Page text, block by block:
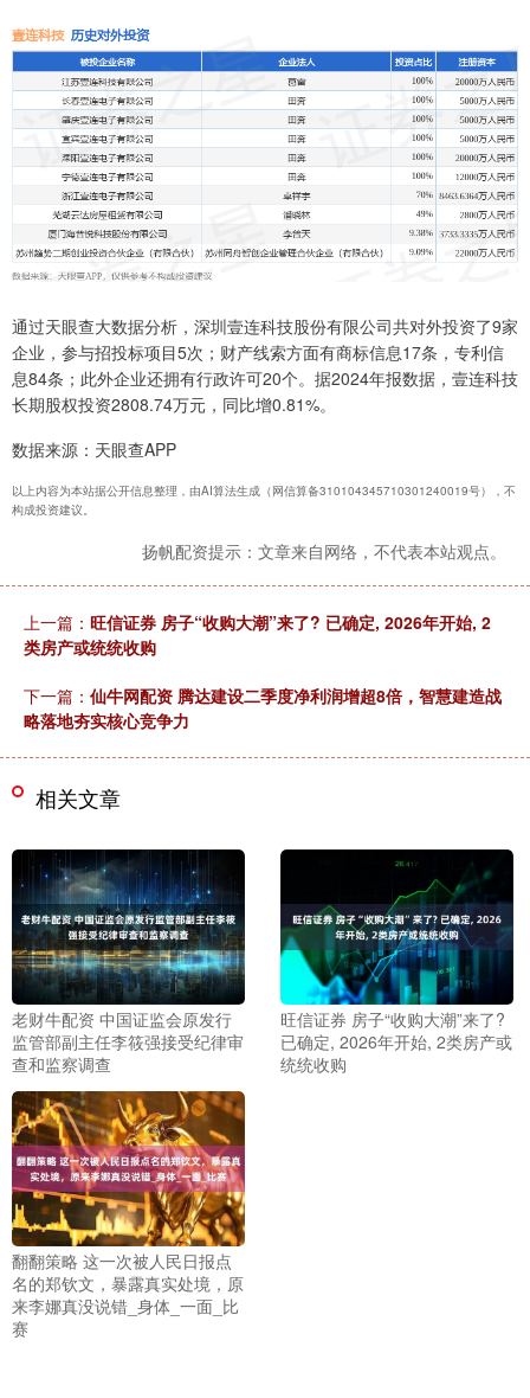
通过天眼查大数据分析，深圳壹连科技股份有限公司共对外投资了9家
企业，参与招投标项目5次；财产线索方面有商标信息17条，专利信
息84条；此外企业还拥有行政许可20个。据2024年报数据，壹连科技
长期股权投资2808.74万元，同比增0.81%。
数据来源：天眼查APP
以上内容为本站据公开信息整理，由AI算法生成（网信算备310104345710301240019号），不
构成投资建议。
扬帆配资提示：文章来自网络，不代表本站观点。
上一篇： 旺信证券 房子“收购大潮”来了? 已确定, 2026年开始, 2
类房产或统统收购
下一篇： 仙牛网配资 腾达建设二季度净利润增超8倍，智慧建造战
略落地夯实核心竞争力
相关文章
老财牛配资 中国证监会原发行
监管部副主任李筱强接受纪律审
查和监察调查
旺信证券 房子“收购大潮”来了?
已确定, 2026年开始, 2类房产或
统统收购
翻翻策略 这一次被人民日报点
名的郑钦文，暴露真实处境，原
来李娜真没说错_身体_一面_比
赛